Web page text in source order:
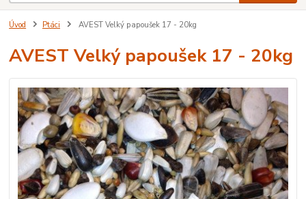
Úvod Ptáci AVEST Velký papoušek 17 - 20kg
AVEST Velký papoušek 17 - 20kg